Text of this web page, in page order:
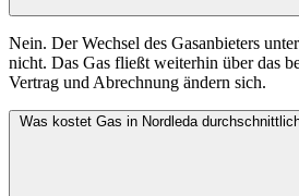
Nein. Der Wechsel des Gasanbieters
nicht. Das Gas fließt weiterhin über das
Vertrag und Abrechnung ändern sich.
Was kostet Gas in Nordleda